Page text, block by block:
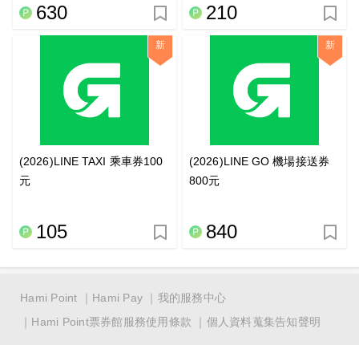
630 210
新
(2026)LINE TAXI 乘車券100
元
105
新
(2026)LINE GO 機場接送券
800元
840
Hami Point Hami Pay
我的服務中心
Hami Point票券館服務使用條款
個人資料蒐集告知聲明